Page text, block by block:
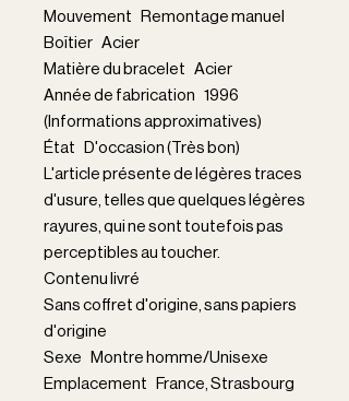
Mouvement Remontage manuel
Boîtier Acier
Matière du bracelet Acier
Année de fabrication 1996
(Informations approximatives)
État D'occasion (Très bon)
L'article présente de légères traces
d'usure, telles que quelques légères
rayures, qui ne sont toutefois pas
perceptibles au toucher.
Contenu livré
Sans coffret d'origine, sans papiers
d'origine
Sexe Montre homme/Unisexe
Emplacement France, Strasbourg